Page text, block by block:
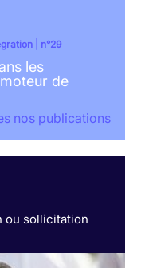
| n°29
les
de
nos publications
ou sollicitation